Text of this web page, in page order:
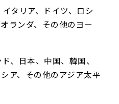
タリア、ドイツ、ロシ
ランダ、その他のヨー
、日本、中国、韓国、
ア、その他のアジア太平